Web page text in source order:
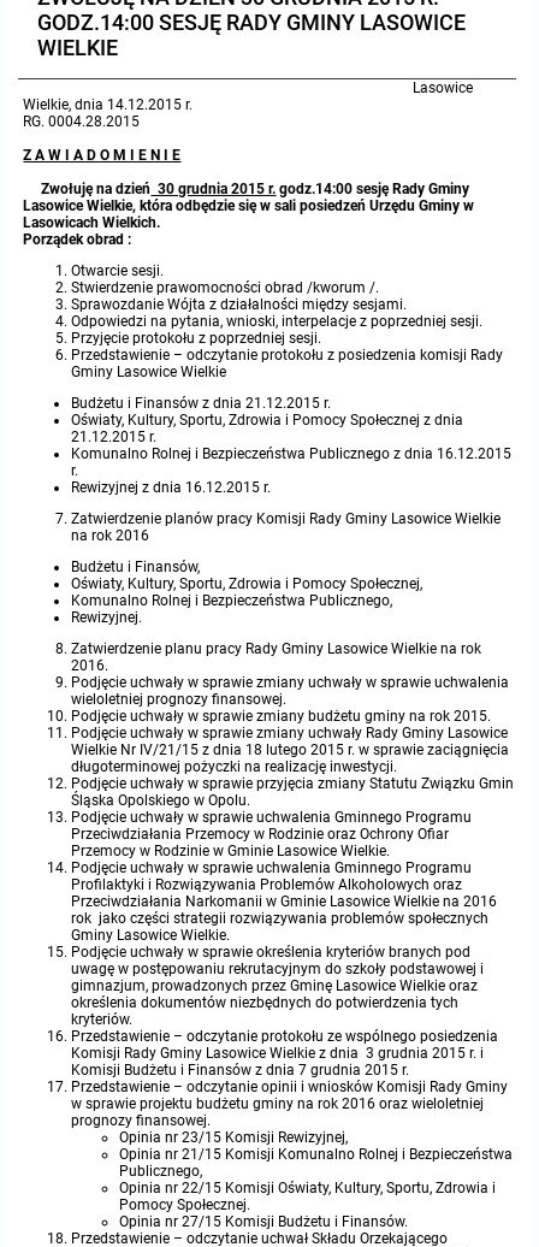
Protokoły z posiedzeń sesji 2023
Protokoły z posiedzeń sesji 2022
Protokoły z posiedzeń sesji 2021
Protokoły z posiedzeń sesji 2020
Protokoły z posiedzeń sesji 2019
Protokoły z posiedzeń sesji 2018
Protokoły z posiedzeń sesji 2017
Protokoły z posiedzeń sesji 2017
Protokoły z posiedzeń sesji 2016
Protokoły z posiedzeń sesji 2015
Protokoły z posiedzeń sesji 2014
Protokoły z posiedzeń sesji 2013
Protokoły z posiedzeń sesji 2012
Protokoły z posiedzeń sesji 2011
Protokoły z posiedzeń sesji 2010
Dyżury Przewodniczącego Rady Gminy
Wspólne posiedzenia Komisji Rady Gminy Lasowice Wielkie
Doraźna komisji ds. wyboru ławników
Uchwały Rady Gminy 2009-2014
Uchwały Rady Gminy do 2007
Informacje o finansach publicznych
Opinie Regionalnej Izby Obrachunkowej
Strategia rozwoju
Regulamin organizacyjny
Gospodarka przestrzenna
Raport dostępności
Kogo dotyczy BIP?
Co powinien zawierać BIP?
Podstawy prawne
Formularz oświadczenia BIP
MENU PRZEDMIOTOWE
Instytucje Gminne
JEDNOSTKI ORGANIZACYJNE
Ośrodek Pomocy Społecznej
Zespół Szkolno-Przedszkolny w Chocianowicach
Zespół Szkolno-Przedszkolny w Lasowicach Wielkich
Biblioteka Publiczna
Sołectwa
Zarządzenia Wójta
Zarządzenia Wójta 2024-2029
Zarządzenia Wójta 2018-2023
Zarządzenia Wójta Gminy w 2010 roku
Zarządzenia Wójta Gminy w 2011 r.
Zarządzenia Wójta do 2007
Zarządzenia w 2008 roku
Zarządzenia w 2009
Podatki i opłaty
Formularze na podatki lokalne obowiązujące od 1 lipca 2019 r.
Umorzenia
Podatki i opłaty lokalne
Preferencyjny zakup węgla
Oświadczenia majątkowe radnych i pracowników
Obwieszczenia i ogłoszenia
Informacje publiczne archiwalne
Informacje o środowisku
Praca w Urzędzie
Ogłoszenia o naborze
Oświadczenia kandydata
Informacja o wynikach naboru
Ochrona Środowiska
Publicznie dostępny wykaz danych o środowisku
Rejestr działalności regulowanej
Roczne sprawozdania z gospodarki odpadami
Analiza stanu gospodarki odpadami
Okresowa ocena jakości wody
Sprawozdanie okresowe z realizacji programu ochrony powietrza
Kontrole
Przetargi
Platforma e-Zamówienia
Ogłoszenia dodatkowe
Odpowiedzi na zapytania
Informacja z otwarcia ofert
Plan Postępowań
Informacje o wyborze ofert
Gminna Ewidencja Zabytków Gminy Lasowice Wielkie
Planowanie i zagospodarowanie przestrzenne
Studium uwarunkowań i kierunków zagospodarowania przestrzennego
Obowiązujące
W trakcie opracowania
Miejscowe plany zagospodarowania przestrzennego
Obowiązujące
W trakcie opracowania
Plan ogólny gminy
Obowiązujący
W trakcie opracowania
Formularze dotyczące aktów planowania przestrzennego
Wnioski o sporządzenie lub zmianę planów ogólnych lub planów
miejscowych
Zbiory danych przestrzennych
Analizy zmian w zagospodarowaniu przestrzennym
Zaproszenia do składania ofert
Archiwum BIP
OGŁOSZENIA
Taryfy dla zbiorowego zaopatrzenia w wodę i zbiorowego odprowadzania
ścieków dla Gminy Lasowice Wielkie
Ochrona danych osobowych
Raport o stanie gminy
Punkty nieodpłatnej pomocy prawnej
INNE
GODZ.14:00 SESJĘ RADY GMINY LASOWICE
WIELKIE
Lasowice
Wielkie, dnia 14.12.2015 r.
RG. 0004.28.2015
Z A W I A D O M I E N I E
Zwołuję na dzień 30 grudnia 2015 r. godz.14:00 sesję Rady Gminy
Lasowice Wielkie, która odbędzie się w sali posiedzeń Urzędu Gminy w
Lasowicach Wielkich.
Porządek obrad :
Otwarcie sesji.
Stwierdzenie prawomocności obrad /kworum /.
Sprawozdanie Wójta z działalności między sesjami.
Odpowiedzi na pytania, wnioski, interpelacje z poprzedniej sesji.
Przyjęcie protokołu z poprzedniej sesji.
Przedstawienie – odczytanie protokołu z posiedzenia komisji Rady
Gminy Lasowice Wielkie
Budżetu i Finansów z dnia 21.12.2015 r.
Oświaty, Kultury, Sportu, Zdrowia i Pomocy Społecznej z dnia
21.12.2015 r.
Komunalno Rolnej i Bezpieczeństwa Publicznego z dnia 16.12.2015
r.
Rewizyjnej z dnia 16.12.2015 r.
Zatwierdzenie planów pracy Komisji Rady Gminy Lasowice Wielkie
na rok 2016
Budżetu i Finansów,
Oświaty, Kultury, Sportu, Zdrowia i Pomocy Społecznej,
Komunalno Rolnej i Bezpieczeństwa Publicznego,
Rewizyjnej.
Zatwierdzenie planu pracy Rady Gminy Lasowice Wielkie na rok
2016.
Podjęcie uchwały w sprawie zmiany uchwały w sprawie uchwalenia
wieloletniej prognozy finansowej.
Podjęcie uchwały w sprawie zmiany budżetu gminy na rok 2015.
Podjęcie uchwały w sprawie zmiany uchwały Rady Gminy Lasowice
Wielkie Nr IV/21/15 z dnia 18 lutego 2015 r. w sprawie zaciągnięcia
długoterminowej pożyczki na realizację inwestycji.
Podjęcie uchwały w sprawie przyjęcia zmiany Statutu Związku Gmin
Śląska Opolskiego w Opolu.
Podjęcie uchwały w sprawie uchwalenia Gminnego Programu
Przeciwdziałania Przemocy w Rodzinie oraz Ochrony Ofiar
Przemocy w Rodzinie w Gminie Lasowice Wielkie.
Podjęcie uchwały w sprawie uchwalenia Gminnego Programu
Profilaktyki i Rozwiązywania Problemów Alkoholowych oraz
Przeciwdziałania Narkomanii w Gminie Lasowice Wielkie na 2016
rok jako części strategii rozwiązywania problemów społecznych
Gminy Lasowice Wielkie.
Podjęcie uchwały w sprawie określenia kryteriów branych pod
uwagę w postępowaniu rekrutacyjnym do szkoły podstawowej i
gimnazjum, prowadzonych przez Gminę Lasowice Wielkie oraz
określenia dokumentów niezbędnych do potwierdzenia tych
kryteriów.
Przedstawienie – odczytanie protokołu ze wspólnego posiedzenia
Komisji Rady Gminy Lasowice Wielkie z dnia 3 grudnia 2015 r. i
Komisji Budżetu i Finansów z dnia 7 grudnia 2015 r.
Przedstawienie – odczytanie opinii i wniosków Komisji Rady Gminy
w sprawie projektu budżetu gminy na rok 2016 oraz wieloletniej
prognozy finansowej.
Opinia nr 23/15 Komisji Rewizyjnej,
Opinia nr 21/15 Komisji Komunalno Rolnej i Bezpieczeństwa
Publicznego,
Opinia nr 22/15 Komisji Oświaty, Kultury, Sportu, Zdrowia i
Pomocy Społecznej.
Opinia nr 27/15 Komisji Budżetu i Finansów.
Przedstawienie – odczytanie uchwał Składu Orzekającego